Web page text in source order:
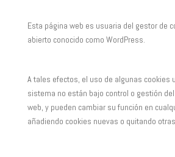
Esta página web es usuaria del gestor de
abierto conocido como WordPress.
A tales efectos, el uso de algunas cookies
sistema no están bajo control o gestión
web, y pueden cambiar su función en
añadiendo cookies nuevas o quitando